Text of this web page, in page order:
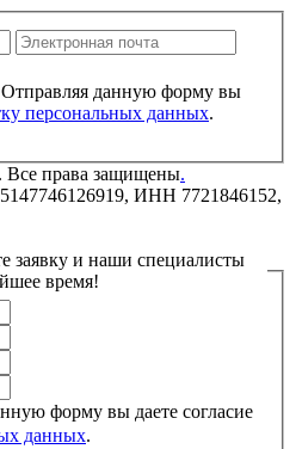
Отправляя данную форму вы
персональных данных.
Все права защищены.
ИНН 7721846152,
заявку и наши специалисты
время!
форму вы даете согласие
данных.